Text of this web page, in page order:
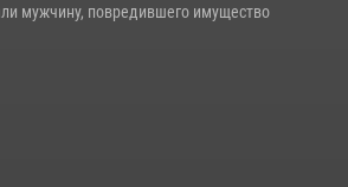
мужчину, повредившего имущество